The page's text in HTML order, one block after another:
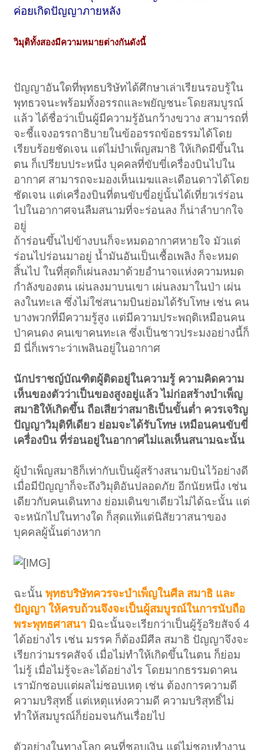
ค่อยเกิดปัญญาภายหลัง
วิมุติทั้งสองมีความหมายต่างกันดังนี้
ปัญญาอันใดที่พุทธบริษัทได้ศึกษาเล่าเรียนรอบรู้ใน
พุทธวจนะพร้อมทั้งอรรถและพยัญชนะโดยสมบูรณ์
แล้ว ได้ชื่อว่าเป็นผู้มีความรู้อันกว้างขวาง สามารถที่
จะชี้แจงอรรถาธิบายในข้ออรรถข้อธรรมได้โดย
เรียบร้อยชัดเจน แต่ไม่บำเพ็ญสมาธิ ให้เกิดมีขึ้นใน
ตน ก็เปรียบประหนึ่ง บุคคลที่ขับขี่เครื่องบินไปใน
อากาศ สามารถจะมองเห็นเมฆและเดือนดาวได้โดย
ชัดเจน แต่เครื่องบินที่ตนขับขี่อยู่นั้นได้เที่ยวเร่ร่อน
ไปในอากาศจนลืมสนามที่จะร่อนลง ก็น่าลำบากใจ
อยู่
ถ้าร่อนขึ้นไปข้างบนก็จะหมดอากาศหายใจ มัวแต่
ร่อนไปร่อนมาอยู่ น้ำมันอันเป็นเชื้อเพลิง ก็จะหมด
สิ้นไป ในที่สุดก็เผ่นลงมาด้วยอำนาจแห่งความหมด
กำลังของตน เผ่นลงมาบนเขา เผ่นลงมาในป่า เผ่น
ลงในทะเล ซึ่งไม่ใช่สนามบินย่อมได้รับโทษ เช่น คน
บางพวกที่มีความรู้สูง แต่มีความประพฤติเหมือนคน
ป่าคนดง คนเขาคนทะเล ซึ่งเป็นชาวประมงอย่างนี้ก็
มี นี่ก็เพราะว่าเพลินอยู่ในอากาศ
นักปราชญ์บัณฑิตผู้ติดอยู่ในความรู้ ความคิดความ
เห็นของตัวว่าเป็นของสูงอยู่แล้ว ไม่ก่อสร้างบำเพ็ญ
สมาธิให้เกิดขึ้น ถือเสียว่าสมาธิเป็นขั้นต่ำ ควรเจริญ
ปัญญาวิมุติทีเดียว ย่อมจะได้รับโทษ เหมือนคนขับขี่
เครื่องบิน ที่ร่อนอยู่ในอากาศไม่แลเห็นสนามฉะนั้น
ผู้บำเพ็ญสมาธิก็เท่ากับเป็นผู้สร้างสนามบินไว้อย่างดี
เมื่อมีปัญญาก็จะถึงวิมุติอันปลอดภัย อีกนัยหนึ่ง เช่น
เดียวกับคนเดินทาง ย่อมเดินขาเดียวไม่ได้ฉะนั้น แต่
จะหนักไปในทางใด ก็สุดแท้แต่นิสัยวาสนาของ
บุคคลผู้นั้นต่างหาก
ฉะนั้นพุทธบริษัทควรจะบำเพ็ญในศีล สมาธิ และ
ปัญญา ให้ครบถ้วนจึงจะเป็นผู้สมบูรณ์ในการนับถือ
พระพุทธศาสนา มิฉะนั้นจะเรียกว่าเป็นผู้รู้อริยสัจจ์ 4
ได้อย่างไร เช่น มรรค ก็ต้องมีศีล สมาธิ ปัญญาจึงจะ
เรียกว่ามรรคสัจจ์ เมื่อไม่ทำให้เกิดขึ้นในตน ก็ย่อม
ไม่รู้ เมื่อไม่รู้จะละได้อย่างไร โดยมากธรรมดาคน
เรามักชอบแต่ผลไม่ชอบเหตุ เช่น ต้องการความดี
ความบริสุทธิ์ แต่เหตุแห่งความดี ความบริสุทธิ์ไม่
ทำให้สมบูรณ์ก็ย่อมจนกันเรื่อยไป
ตัวอย่างในทางโลก คนที่ชอบเงิน แต่ไม่ชอบทำงาน